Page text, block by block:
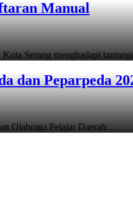
Manual
Serang menghadapi
dan Peparpeda
Olahraga Pelajar Daerah…